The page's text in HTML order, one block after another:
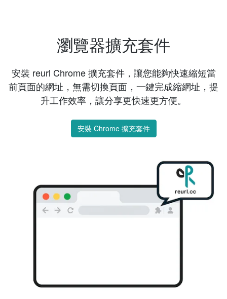
瀏覽器擴充套件
安裝 reurl Chrome 擴充套件，讓您能夠快速縮短當
前頁面的網址，無需切換頁面，一鍵完成縮網址，提
升工作效率，讓分享更快速更方便。
安裝 Chrome 擴充套件